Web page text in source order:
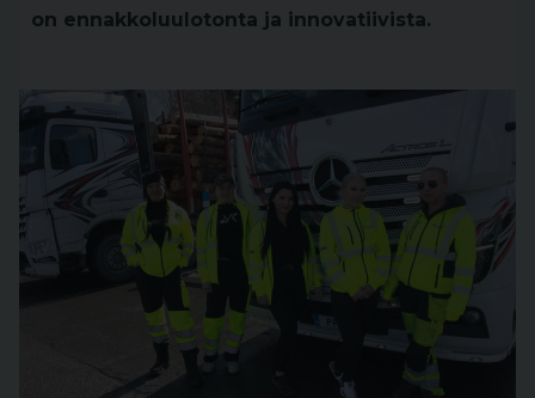
on ennakkoluulotonta ja innovatiivista.